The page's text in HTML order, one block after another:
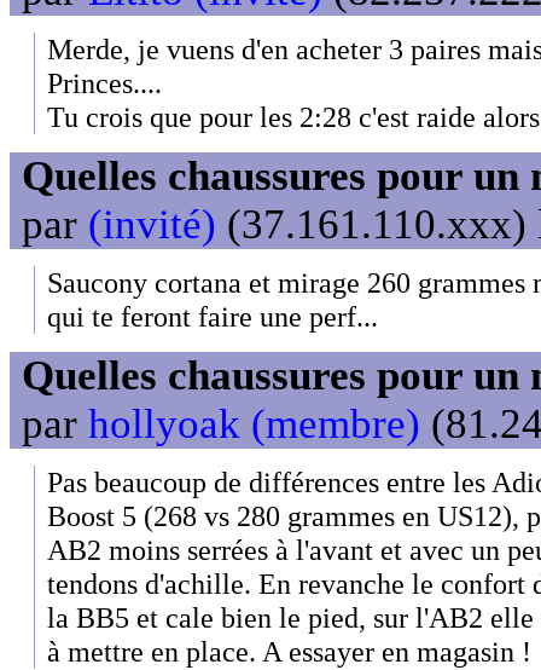
Merde, je vuens d'en acheter 3 paires
Princes....
Tu crois que pour les 2:28 c'est raide
Quelles chaussures pour
par (invité) (37.161.110.xxx)
Saucony cortana et mirage 260 grammes
qui te feront faire une perf...
Quelles chaussures pour
par hollyoak (membre)
Pas beaucoup de différences entre les
Boost 5 (268 vs 280 grammes en US12),
AB2 moins serrées à l'avant et avec un
tendons d'achille. En revanche le confort
la BB5 et cale bien le pied, sur l'AB2
à mettre en place. A essayer en magasin !